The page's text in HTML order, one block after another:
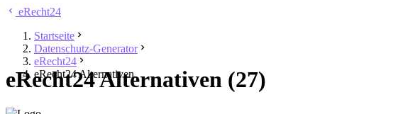
eRecht24
Startseite
Datenschutz-Generator
eRecht24
eRecht24 Alternativen
eRecht24 Alternativen (27)